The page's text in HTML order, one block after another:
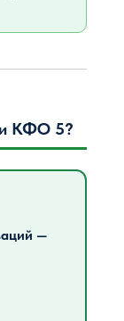
КФО 5?
—